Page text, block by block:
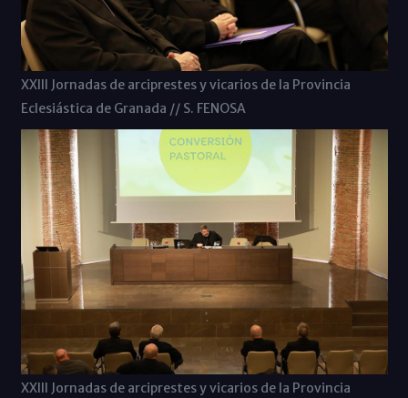
XXIII Jornadas de arciprestes y vicarios de la Provincia
Eclesiástica de Granada // S. FENOSA
XXIII Jornadas de arciprestes y vicarios de la Provincia